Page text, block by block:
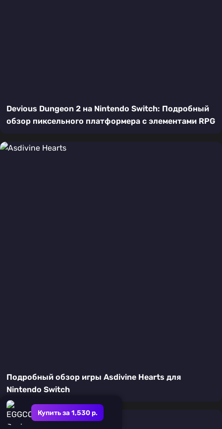
Купить за 1,530 р.
Devious Dungeon 2 на Nintendo Switch: Подробный
обзор пиксельного платформера с элементами RPG
Подробный обзор игры Asdivine Hearts для
Nintendo Switch